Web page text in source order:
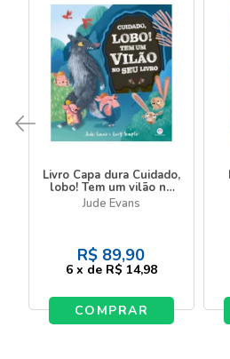
Livro Capa dura Cuidado,
lobo! Tem um vilão no
seu livro
Jude Evans
R$ 89,90
6 x de R$ 14,98
COMPRAR